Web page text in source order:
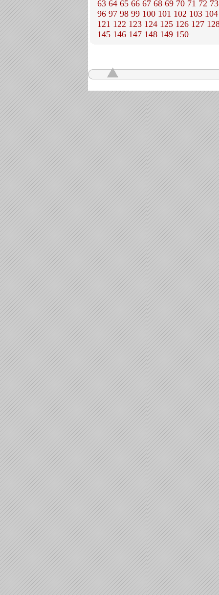
63 64 65 66 67 68 69 70 71 72 73
96 97 98 99 100 101 102 103 104
121 122 123 124 125 126 127
145 146 147 148 149 150